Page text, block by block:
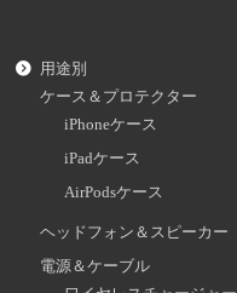
用途別
ケース＆プロテクター
iPhoneケース
iPadケース
AirPodsケース
ヘッドフォン＆スピーカー
電源＆ケーブル